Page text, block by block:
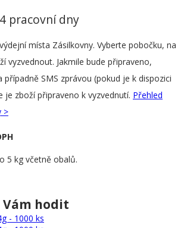
pracovní dny
místa Zásilkovny. Vyberte pobočku, na
vyzvednout. Jakmile bude připraveno,
SMS zprávou (pokud je k dispozici
je zboží připraveno k vyzvednutí. Přehled
>
5 kg včetně obalů.
Vám hodit